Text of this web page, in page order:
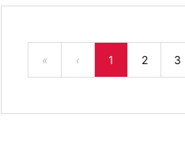
« ‹ 1 2 3